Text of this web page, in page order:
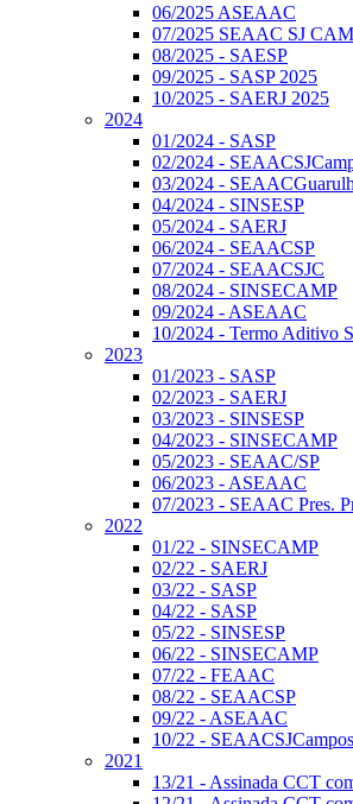
06/2025 ASEAAC
07/2025 SEAAC SJ
08/2025 - SAESP
09/2025 - SASP 2025
10/2025 - SAERJ 2025
2024
01/2024 - SASP
02/2024 -
03/2024 -
04/2024 - SINSESP
05/2024 - SAERJ
06/2024 - SEAACSP
07/2024 - SEAACSJC
08/2024 - SINSECAMP
09/2024 - ASEAAC
10/2024 - Termo Aditivo
2023
01/2023 - SASP
02/2023 - SAERJ
03/2023 - SINSESP
04/2023 - SINSECAMP
05/2023 - SEAAC/SP
06/2023 - ASEAAC
07/2023 - SEAAC Pres.
2022
01/22 - SINSECAMP
02/22 - SAERJ
03/22 - SASP
04/22 - SASP
05/22 - SINSESP
06/22 - SINSECAMP
07/22 - FEAAC
08/22 - SEAACSP
09/22 - ASEAAC
10/22 - SEAACSJCampos
2021
13/21 - Assinada CCT